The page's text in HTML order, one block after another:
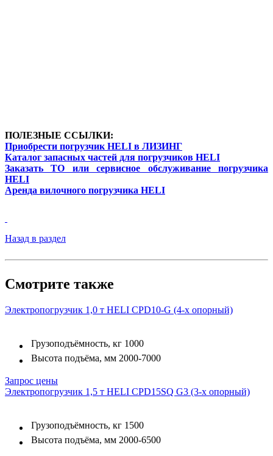
ПОЛЕЗНЫЕ ССЫЛКИ:
Приобрести погрузчик HELI в ЛИЗИНГ
Каталог запасных частей для погрузчиков HELI
Заказать ТО или сервисное обслуживание погрузчика
HELI
Аренда вилочного погрузчика HELI
Назад в раздел
Смотрите также
Электропогрузчик 1,0 т HELI CPD10-G (4-х опорный)
Грузоподъёмность, кг 1000
Высота подъёма, мм 2000-7000
Запрос цены
Электропогрузчик 1,5 т HELI CPD15SQ G3 (3-х опорный)
Грузоподъёмность, кг 1500
Высота подъёма, мм 2000-6500